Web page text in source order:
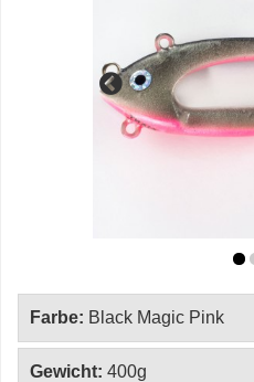
Farbe: Black Magic Pink
Gewicht: 400g